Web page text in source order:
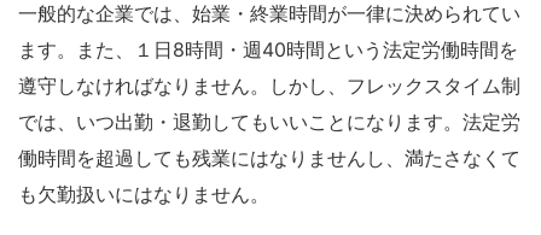
一般的な企業では、始業・終業時間が一律に決められてい
ます。また、１⽇8時間・週40時間という法定労働時間を
遵守しなければなりません。しかし、フレックスタイム制
では、いつ出勤・退勤してもいいことになります。法定労
働時間を超過しても残業にはなりませんし、満たさなくて
も欠勤扱いにはなりません。